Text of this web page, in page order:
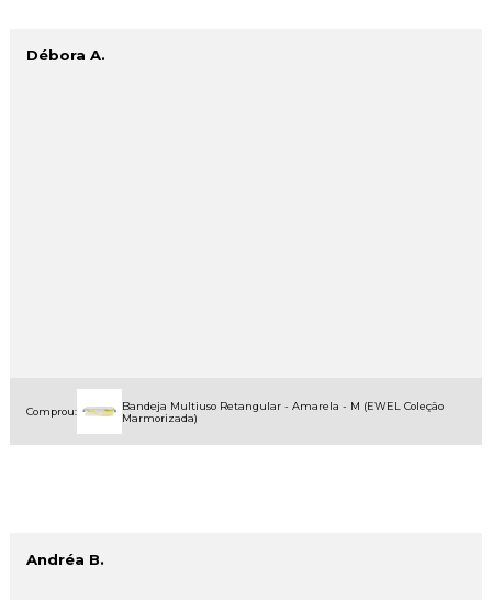
Débora A.
Comprou:
Bandeja Multiuso Retangular - Amarela - M (EWEL Coleção
Marmorizada)
Andréa B.